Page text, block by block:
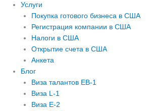
Услуги
Покупка готового бизнеса в США
Регистрация компании в США
Налоги в США
Открытие счета в США
Анкета
Блог
Виза талантов EB-1
Виза L-1
Виза E-2